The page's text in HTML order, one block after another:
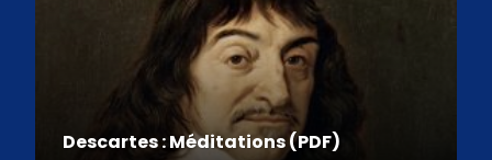
Descartes : Méditations (PDF)